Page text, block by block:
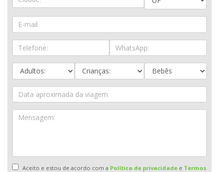
Aceito e estou de acordo com a Política de privacidadee Termos